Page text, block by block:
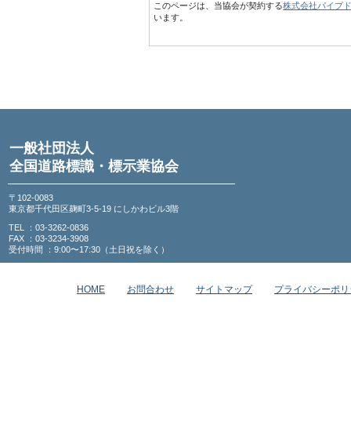
このページは、当協会が契約する株式会社パイプ
います。
一般社団法人
全国道路標識・標示業協会
〒102-0083
東京都千代田区麹町3-5-19 にしかわビル3階
TEL ：03-3262-0836
FAX ：03-3234-3908
受付時間 ：9:00〜17:30（土日祝を除く）
HOME お問合わせ サイトマップ プライバシーポ